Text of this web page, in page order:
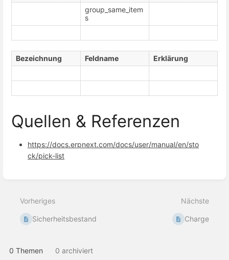
group_same_item
s
Bezeichnung Feldname Erklärung
Quellen & Referenzen
https://docs.erpnext.com/docs/user/manual/en/sto
ck/pick-list
Vorheriges
Sicherheitsbestand
Nächste
Charge
0 Themen 0 archiviert